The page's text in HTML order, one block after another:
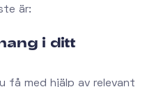
är:
i ditt
få med hjälp av relevant